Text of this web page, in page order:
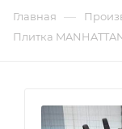
Главная —
Плитка